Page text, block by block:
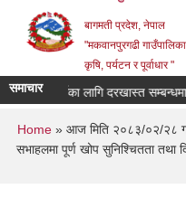
बागमती प्रदेश, नेपाल
"मकवानपुरगढी
कृषि, पर्यटन र पूर्वाधार "
समाचारलागि दरखास्त सम्बन्धमा।
You are here
Home» आज मिति २०८३/०२/२८ गते
सभाहलमा पूर्ण खोप सुनिश्चितता तथा